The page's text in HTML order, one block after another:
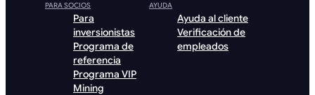
PARA SOCIOS
Para
inversionistas
Programa de
referencia
Programa VIP
Mining
AYUDA
Ayuda al cliente
Verificación de
empleados